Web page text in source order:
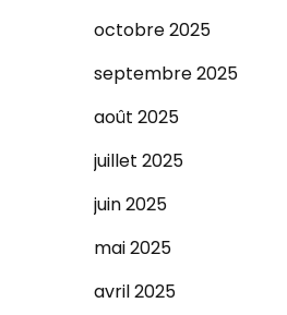
octobre 2025
septembre 2025
août 2025
juillet 2025
juin 2025
mai 2025
avril 2025